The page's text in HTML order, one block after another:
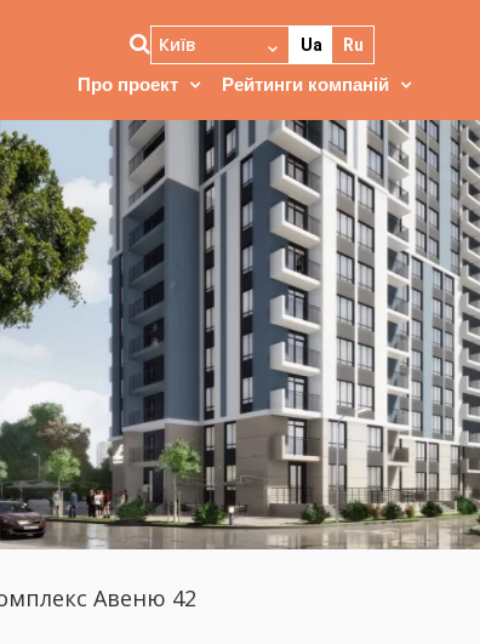
Київ Ua Ru
Про проект Рейтинги компаній
Авеню 42